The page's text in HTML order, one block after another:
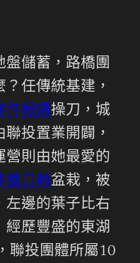
儲蓄，路橋團
任傳統基建，
件報價操刀，城
投置業開闢，
營則由她最愛的
進口商盆栽，被
左邊的葉子比右
經歷豐盛的東湖
聯投團體所屬10